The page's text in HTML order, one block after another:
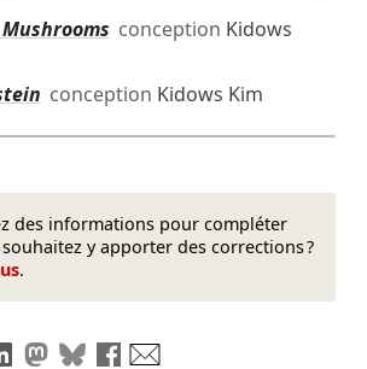
conception Kidows
conception Kidows Kim
des informations pour compléter
y apporter des corrections ?
.
le lien
Partager sur LinkedIn
Partager sur Mastodon
Partager sur Bluesky
Partager sur Facebook